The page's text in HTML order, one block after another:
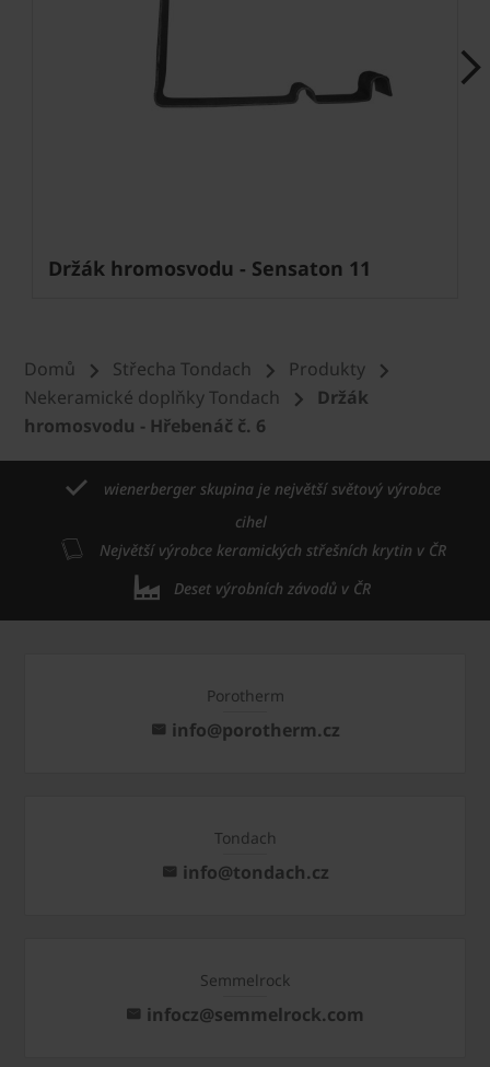
Držák hromosvodu - Sensaton 11
Domů Střecha Tondach
Produkty
Nekeramické doplňky Tondach
Držák
hromosvodu - Hřebenáč č. 6
wienerberger skupina je největší světový výrobce
cihel
Největší výrobce keramických střešních krytin v ČR
Deset výrobních závodů v ČR
Porotherm
info@porotherm.cz
Tondach
info@tondach.cz
Semmelrock
infocz@semmelrock.com